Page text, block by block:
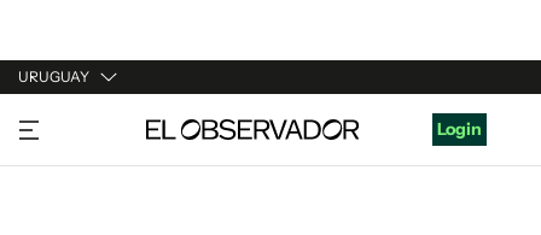
URUGUAY
URUGUAY
ARGENTINA
Login